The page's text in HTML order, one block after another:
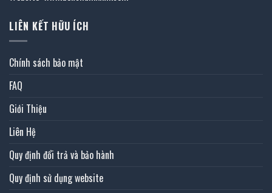
LIÊN KẾT HỮU ÍCH
Chính sách bảo mật
FAQ
Giới Thiệu
Liên Hệ
Quy định đổi trả và bảo hành
Quy định sử dụng website